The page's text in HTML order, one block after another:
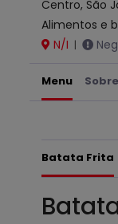
Centro, São
Alimentos e
N/I |
Menu Sobre
Batata Frita